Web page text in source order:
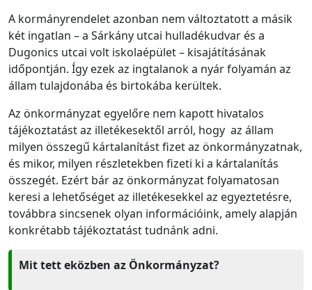
A kormányrendelet azonban nem változtatott a másik
két ingatlan – a Sárkány utcai hulladékudvar és a
Dugonics utcai volt iskolaépület – kisajátításának
időpontján. Így ezek az ingtalanok a nyár folyamán az
állam tulajdonába és birtokába kerültek.
Az önkormányzat egyelőre nem kapott hivatalos
tájékoztatást az illetékesektől arról, hogy az állam
milyen összegű kártalanítást fizet az önkormányzatnak,
és mikor, milyen részletekben fizeti ki a kártalanítás
összegét. Ezért bár az önkormányzat folyamatosan
keresi a lehetőséget az illetékesekkel az egyeztetésre,
továbbra sincsenek olyan információink, amely alapján
konkrétabb tájékoztatást tudnánk adni.
Mit tett eközben az Önkormányzat?